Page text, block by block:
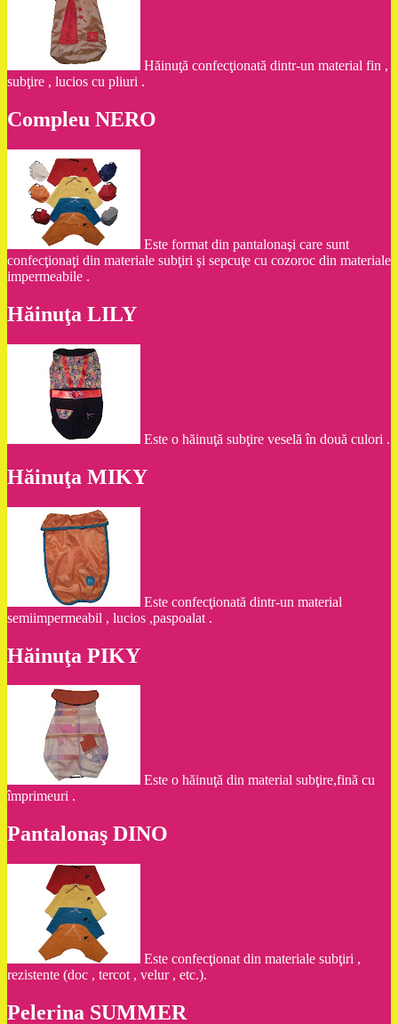
Hăinuţă confecţionată dintr-un material fin ,
subţire , lucios cu pliuri .
Compleu NERO
Este format din pantalonaşi care sunt
confecţionaţi din materiale subţiri şi sepcuţe cu cozoroc din materiale
impermeabile .
Hăinuţa LILY
Este o hăinuţă subţire veselă în două culori .
Hăinuţa MIKY
Este confecţionată dintr-un material
semiimpermeabil , lucios ,paspoalat .
Hăinuţa PIKY
Este o hăinuţă din material subţire,fină cu
împrimeuri .
Pantalonaş DINO
Este confecţionat din materiale subţiri ,
rezistente (doc , tercot , velur , etc.).
Pelerina SUMMER